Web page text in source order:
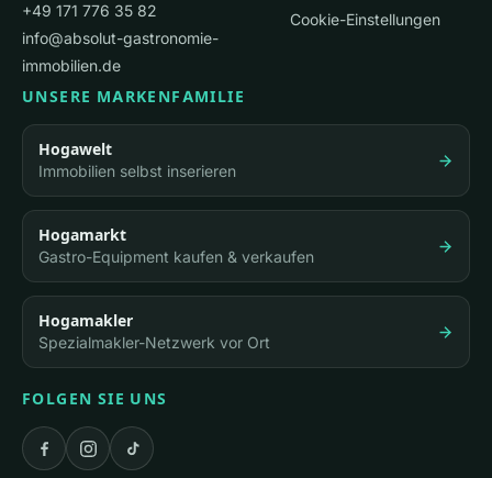
+49 171 776 35 82
info@absolut-gastronomie-
immobilien.de
Cookie-Einstellungen
UNSERE MARKENFAMILIE
Hogawelt
Immobilien selbst inserieren
Hogamarkt
Gastro-Equipment kaufen & verkaufen
Hogamakler
Spezialmakler-Netzwerk vor Ort
FOLGEN SIE UNS